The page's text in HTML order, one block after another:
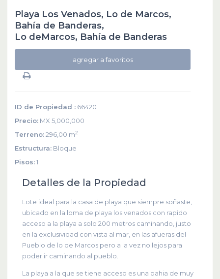
Playa Los Venados, Lo de Marcos,
Bahía de Banderas,
Lo deMarcos, Bahía de Banderas
agregar a favoritos
ID de Propiedad : 66420
Precio: MX 5,000,000
Terreno:296,00 m2
Estructura: Bloque
Pisos:1
Detalles de la Propiedad
Lote ideal para la casa de playa que siempre soñaste,
ubicado en la loma de playa los venados con rapido
acceso a la playa a solo 200 metros caminando, justo
en la exclusividad con vista al mar, en las afueras del
Pueblo de lo de Marcos pero a la vez no lejos para
poder ir caminando al pueblo.
La playa a la que se tiene acceso es una bahia de muy